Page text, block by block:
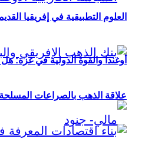
أوغندا والقوة الدولية في غزة:
العلوم التطبيقية في إفريقيا
علاقة الذهب بالصراعات المسلحة